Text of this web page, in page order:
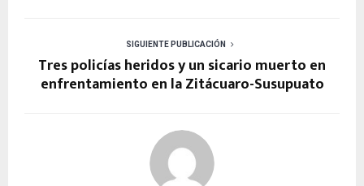
SIGUIENTE PUBLICACIÓN
Tres policías heridos y un sicario muerto en
enfrentamiento en la Zitácuaro-Susupuato